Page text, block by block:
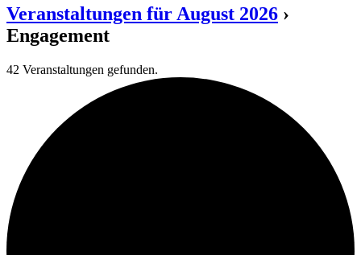
Veranstaltungen für August 2026 ›
Engagement
42 Veranstaltungen gefunden.